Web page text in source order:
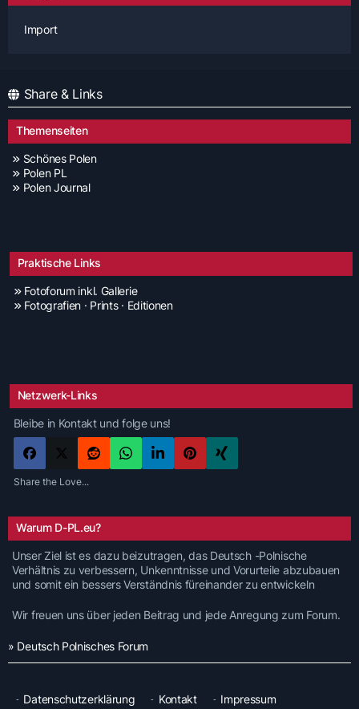
Import
Share & Links
Themenseiten
Schönes Polen
Polen PL
Polen Journal
Praktische Links
Fotoforum inkl. Gallerie
Fotografien · Prints · Editionen
Netzwerk-Links
Bleibe in Kontakt und folge uns!
Share the Love...
Warum D-PL.eu?
Unser Ziel ist es dazu beizutragen, das Deutsch -Polnische
Verhältnis zu verbessern, Unkenntnisse und Vorurteile abzubauen
und somit ein bessers Verständnis füreinander zu entwickeln
Wir freuen uns über jeden Beitrag und jede Anregung zum Forum.
» Deutsch Polnisches Forum
Datenschutzerklärung Kontakt Impressum